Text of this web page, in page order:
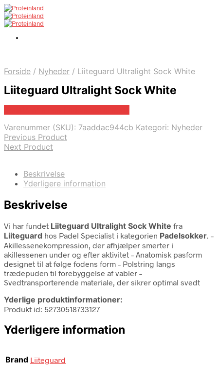
Forside / Nyheder / Liiteguard Ultralight Sock White
Liiteguard Ultralight Sock White
Varenummer (SKU): 7aaddac944cb Kategori: Nyheder
Previous Product
Next Product
Beskrivelse
Yderligere information
Beskrivelse
Vi har fundet Liiteguard Ultralight Sock White fra
Liiteguard hos Padel Specialist i kategorien Padelsokker. –
Akillessenekompression, der afhjælper smerter i
akillessenen under og efter aktivitet – Anatomisk pasform
designet til at følge fodens form – Polstring langs
trædepuden til forebyggelse af vabler –
Svedtransporterende materiale, der sikrer optimal svedt
Yderlige produktinformationer:
Produkt id: 52730518733127
Yderligere information
Brand Liiteguard